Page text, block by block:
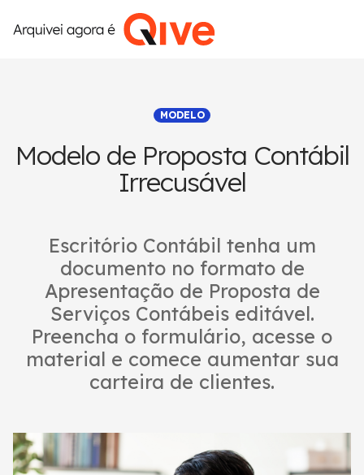
MODELO
Modelo de Proposta Contábil
Irrecusável
Escritório Contábil tenha um
documento no formato de
Apresentação de Proposta de
Serviços Contábeis editável.
Preencha o formulário, acesse o
material e comece aumentar sua
carteira de clientes.